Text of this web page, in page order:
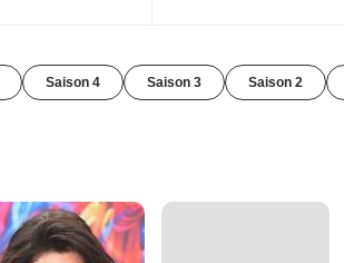
Saison 4 Saison 3 Saison 2